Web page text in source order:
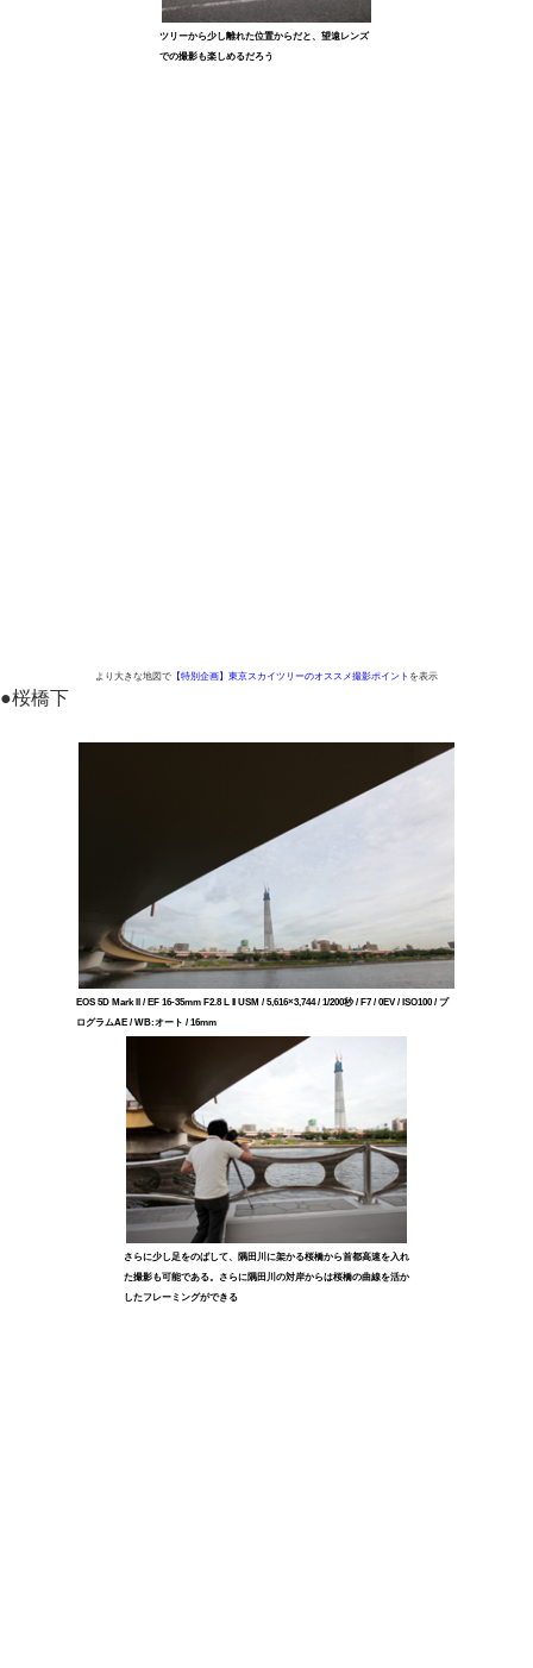
ツリーから少し離れた位置からだと、望遠レンズ
での撮影も楽しめるだろう
より大きな地図で 【特別企画】東京スカイツリーのオススメ撮影ポイント を表示
●桜橋下
EOS 5D Mark II / EF 16-35mm F2.8 L II USM / 5,616×3,744 / 1/200秒 / F7 / 0EV / ISO100 / プ
ログラムAE / WB:オート / 16mm
さらに少し足をのばして、隅田川に架かる桜橋から首都高速を入れ
た撮影も可能である。さらに隅田川の対岸からは桜橋の曲線を活か
したフレーミングができる